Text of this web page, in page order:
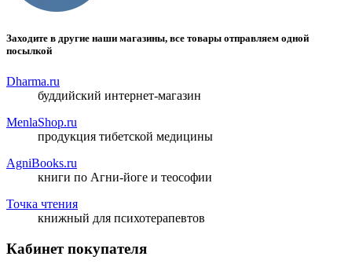
Заходите в другие наши магазины, все товары отправляем одной
посылкой
Dharma.ru
буддийский интернет-магазин
MenlaShop.ru
продукция тибетской медицины
AgniBooks.ru
книги по Агни-йоге и теософии
Точка чтения
книжный для психотерапевтов
Кабинет покупателя